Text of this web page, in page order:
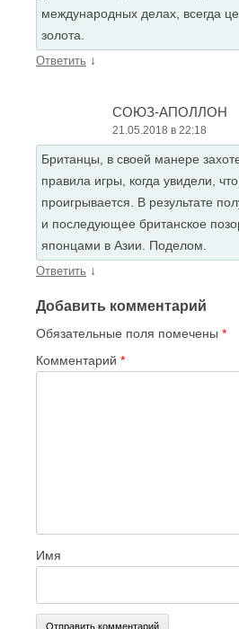
международных делах, всегда
золота.
Ответить ↓
СОЮЗ-АПОЛЛОН
21.05.2018 в 22:18
Британцы, в своей манере
правила игры, когда увидели,
проигрывается. В результате
и последующее британское
японцами в Азии. Поделом.
Ответить ↓
Добавить комментарий
Обязательные поля помечены *
Комментарий *
Имя